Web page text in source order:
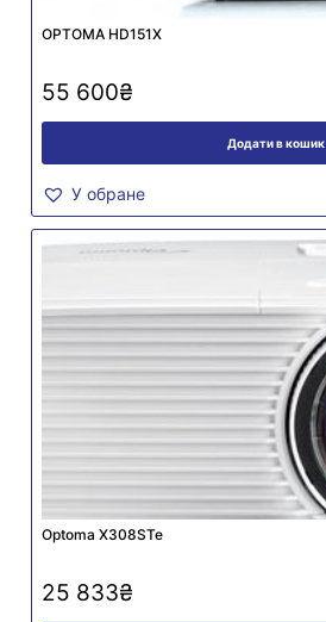
OPTOMA HD151X
55 600₴
Додати в кошик
У обране
Optoma X308STe
25 833₴